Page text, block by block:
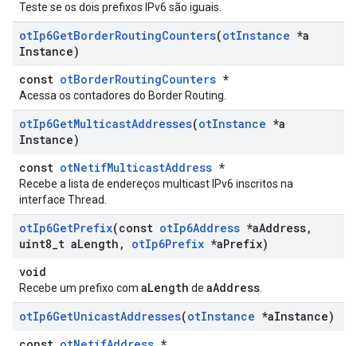
Teste se os dois prefixos IPv6 são iguais.
otIp6GetBorderRoutingCounters(otInstance *a
Instance)
const otBorderRoutingCounters *
Acessa os contadores do Border Routing.
otIp6GetMulticastAddresses(otInstance *a
Instance)
const otNetifMulticastAddress *
Recebe a lista de endereços multicast IPv6 inscritos na
interface Thread.
otIp6GetPrefix(const otIp6Address *aAddress,
uint8 t aLength , otIp6Prefix *aPrefix)
void
Recebe um prefixo com aLength de aAddress
otIp6GetUnicastAddresses(otInstance *aInstance)